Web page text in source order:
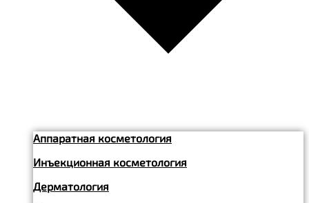
Аппаратная косметология
Инъекционная косметология
Дерматология